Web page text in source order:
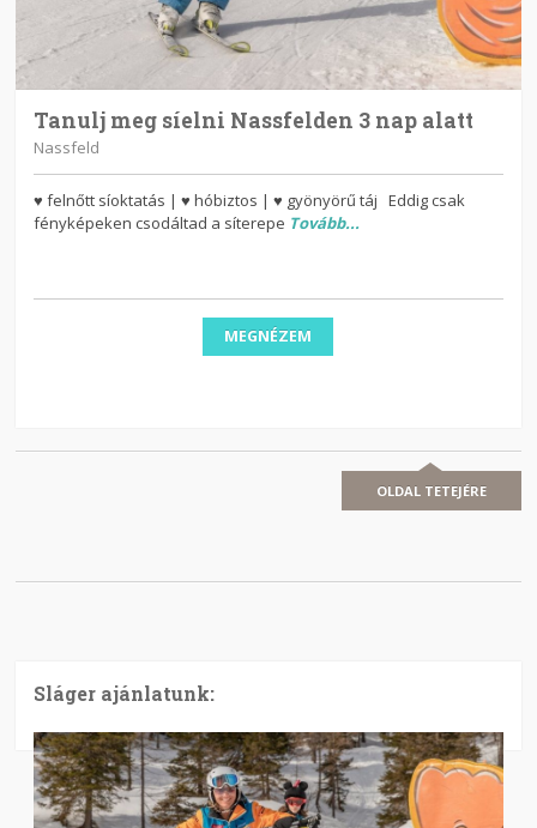
Tanulj meg síelni Nassfelden 3 nap alatt
Nassfeld
♥ felnőtt síoktatás | ♥ hóbiztos | ♥ gyönyörű táj Eddig csak
fényképeken csodáltad a síterepe Tovább...
MEGNÉZEM
OLDAL TETEJÉRE
Sláger ajánlatunk: